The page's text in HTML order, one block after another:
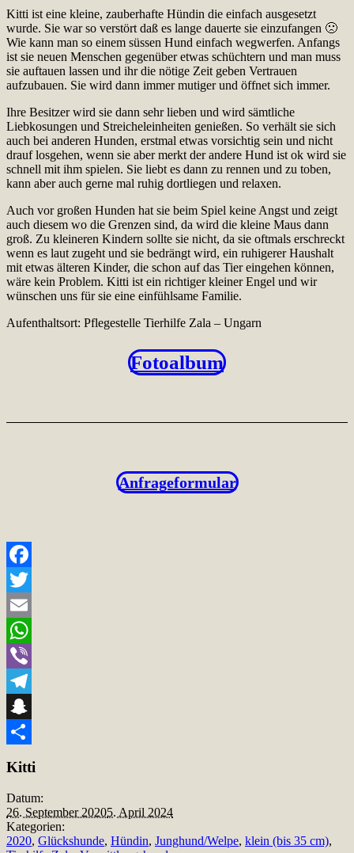
Kitti ist eine kleine, zauberhafte Hündin die einfach ausgesetzt
wurde. Sie war so verstört daß es lange dauerte sie einzufangen 🙁
Wie kann man so einem süssen Hund einfach wegwerfen. Anfangs
ist sie neuen Menschen gegenüber etwas schüchtern und man muss
sie auftauen lassen und ihr die nötige Zeit geben Vertrauen
aufzubauen. Sie wird dann immer mutiger und öffnet sich immer.
Ihre Besitzer wird sie dann sehr lieben und wird sämtliche
Liebkosungen und Streicheleinheiten genießen. So verhält sie sich
auch bei anderen Hunden, erstmal etwas vorsichtig sein und nicht
drauf losgehen, wenn sie aber merkt der andere Hund ist ok wird sie
schnell mit ihm spielen. Sie liebt es dann zu rennen und zu toben,
kann aber auch gerne mal ruhig dortliegen und relaxen.
Auch vor großen Hunden hat sie beim Spiel keine Angst und zeigt
auch diesem wo die Grenzen sind, da wird die kleine Maus dann
groß. Zu kleineren Kindern sollte sie nicht, da sie oftmals erschreckt
wenn es laut zugeht und sie bedrängt wird, ein ruhigerer Haushalt
mit etwas älteren Kinder, die schon auf das Tier eingehen können,
wäre kein Problem. Kitti ist ein richtiger kleiner Engel und wir
wünschen uns für sie eine einfühlsame Familie.
Aufenthaltsort: Pflegestelle Tierhilfe Zala – Ungarn
Fotoalbum
Anfrageformular
Facebook
Twitter
Email
WhatsApp
Viber
Telegram
Snapchat
Kitti
Datum:
26. September 20205. April 2024
Kategorien:
2020, Glückshunde, Hündin, Junghund/Welpe, klein (bis 35 cm),